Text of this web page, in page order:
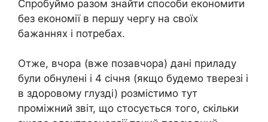
Спробуймо разом знайти способи економити
без економії в першу чергу на своїх
бажаннях і потребах.
Отже, вчора (вже позавчора) дані приладу
були обнулені і 4 січня (якщо будемо тверезі і
в здоровому глузді) розмістимо тут
проміжний звіт, що стосується того, скільки